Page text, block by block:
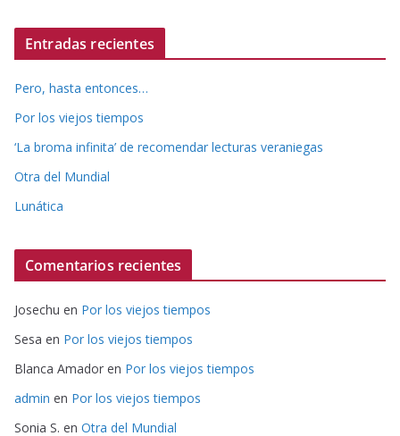
Entradas recientes
Pero, hasta entonces…
Por los viejos tiempos
‘La broma infinita’ de recomendar lecturas veraniegas
Otra del Mundial
Lunática
Comentarios recientes
Josechu en Por los viejos tiempos
Sesa en Por los viejos tiempos
Blanca Amador en Por los viejos tiempos
admin en Por los viejos tiempos
Sonia S. en Otra del Mundial